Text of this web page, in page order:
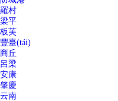
羅村
梁平
板芙
豐臺(tái)
商丘
呂梁
安康
肇慶
云南